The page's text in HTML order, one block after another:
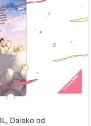
Daleko od